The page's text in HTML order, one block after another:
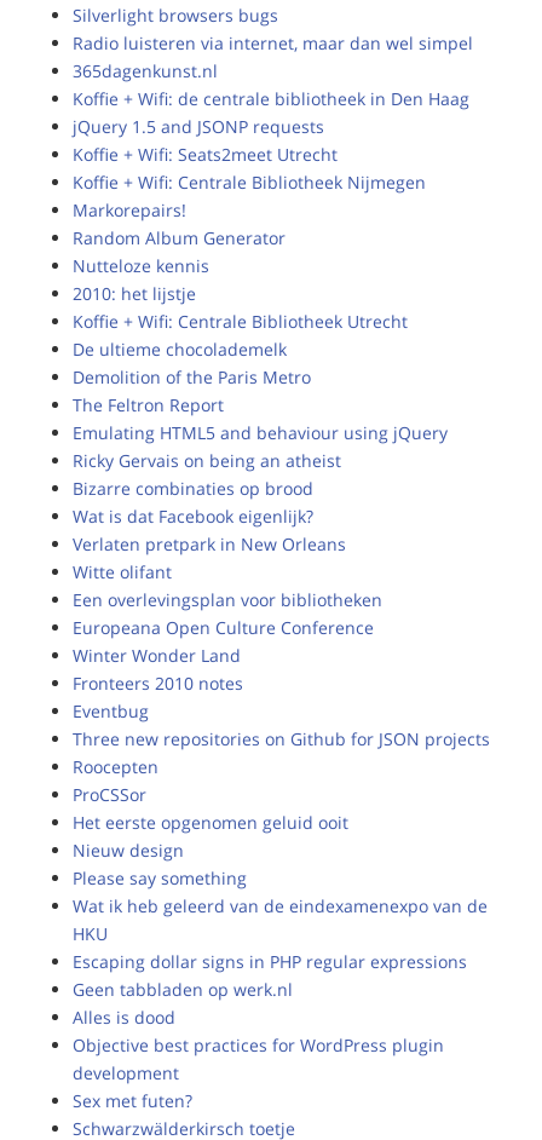
Silverlight browsers bugs
Radio luisteren via internet, maar dan wel simpel
365dagenkunst.nl
Koffie + Wifi: de centrale bibliotheek in Den Haag
jQuery 1.5 and JSONP requests
Koffie + Wifi: Seats2meet Utrecht
Koffie + Wifi: Centrale Bibliotheek Nijmegen
Markorepairs!
Random Album Generator
Nutteloze kennis
2010: het lijstje
Koffie + Wifi: Centrale Bibliotheek Utrecht
De ultieme chocolademelk
Demolition of the Paris Metro
The Feltron Report
Emulating HTML5 and behaviour using jQuery
Ricky Gervais on being an atheist
Bizarre combinaties op brood
Wat is dat Facebook eigenlijk?
Verlaten pretpark in New Orleans
Witte olifant
Een overlevingsplan voor bibliotheken
Europeana Open Culture Conference
Winter Wonder Land
Fronteers 2010 notes
Eventbug
Three new repositories on Github for JSON projects
Roocepten
ProCSSor
Het eerste opgenomen geluid ooit
Nieuw design
Please say something
Wat ik heb geleerd van de eindexamenexpo van de
HKU
Escaping dollar signs in PHP regular expressions
Geen tabbladen op werk.nl
Alles is dood
Objective best practices for WordPress plugin
development
Sex met futen?
Schwarzwälderkirsch toetje